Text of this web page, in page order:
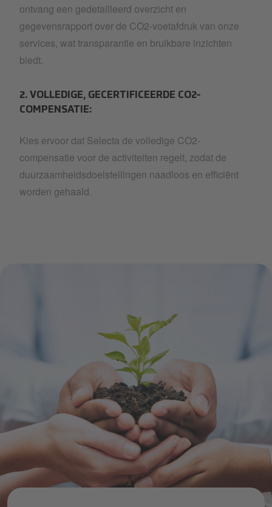
ontvang een gedetailleerd overzicht en
gegevensrapport over de CO2-voetafdruk van onze
services, wat transparantie en bruikbare inzichten
biedt.
2. VOLLEDIGE, GECERTIFICEERDE CO2-
COMPENSATIE:
Kies ervoor dat Selecta de volledige CO2-
compensatie voor de activiteiten regelt, zodat de
duurzaamheidsdoelstellingen naadloos en efficiënt
worden gehaald.